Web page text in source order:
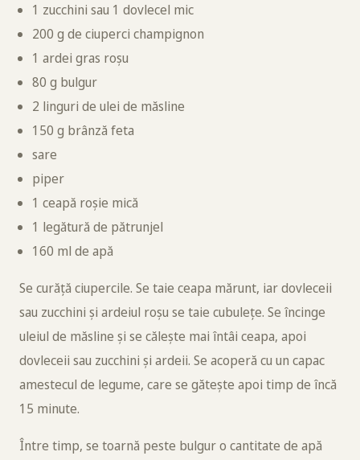
1 zucchini sau 1 dovlecel mic
200 g de ciuperci champignon
1 ardei gras roșu
80 g bulgur
2 linguri de ulei de măsline
150 g brânză feta
sare
piper
1 ceapă roșie mică
1 legătură de pătrunjel
160 ml de apă
Se curăță ciupercile. Se taie ceapa mărunt, iar dovleceii
sau zucchini și ardeiul roșu se taie cubulețe. Se încinge
uleiul de măsline și se călește mai întâi ceapa, apoi
dovleceii sau zucchini și ardeii. Se acoperă cu un capac
amestecul de legume, care se gătește apoi timp de încă
15 minute.
Între timp, se toarnă peste bulgur o cantitate de apă